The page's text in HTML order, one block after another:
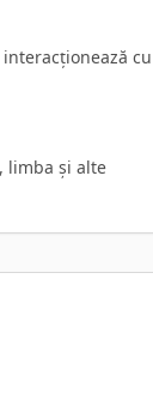
cu
limba și alte